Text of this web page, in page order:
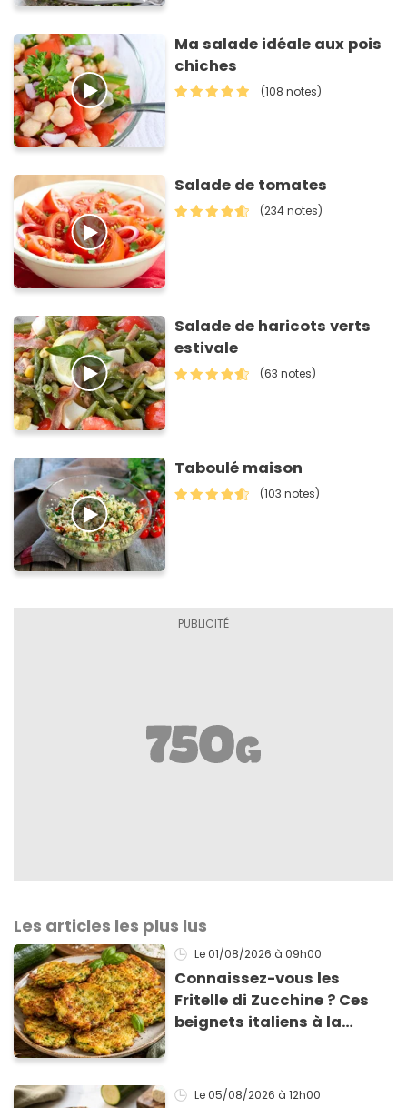
Ma salade idéale aux pois
chiches
(108 notes)
Salade de tomates
(234 notes)
Salade de haricots verts
estivale
(63 notes)
Taboulé maison
(103 notes)
Les articles les plus lus
Le 01/08/2026 à 09h00
Connaissez-vous les
Fritelle di Zucchine ? Ces
beignets italiens à la
Le 05/08/2026 à 12h00